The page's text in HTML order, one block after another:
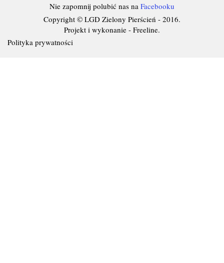
Nie zapomnij polubić nas na Facebooku
Copyright © LGD Zielony Pierścień - 2016.
Projekt i wykonanie - Freeline.
Polityka prywatności